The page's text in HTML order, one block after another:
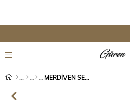
MERDİVEN SEA 7 KAT 28 YUVALI SATİNE